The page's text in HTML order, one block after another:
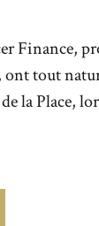
Finance,
tout
la Place,